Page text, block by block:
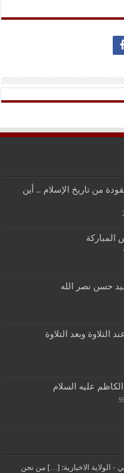
سنة مفقودة من تاريخ الإسلام .. أين
حسن نصر الله
التلاوة وبعد التلاوة
عليه السلام
- الولاية الاخبارية: […] من نحن